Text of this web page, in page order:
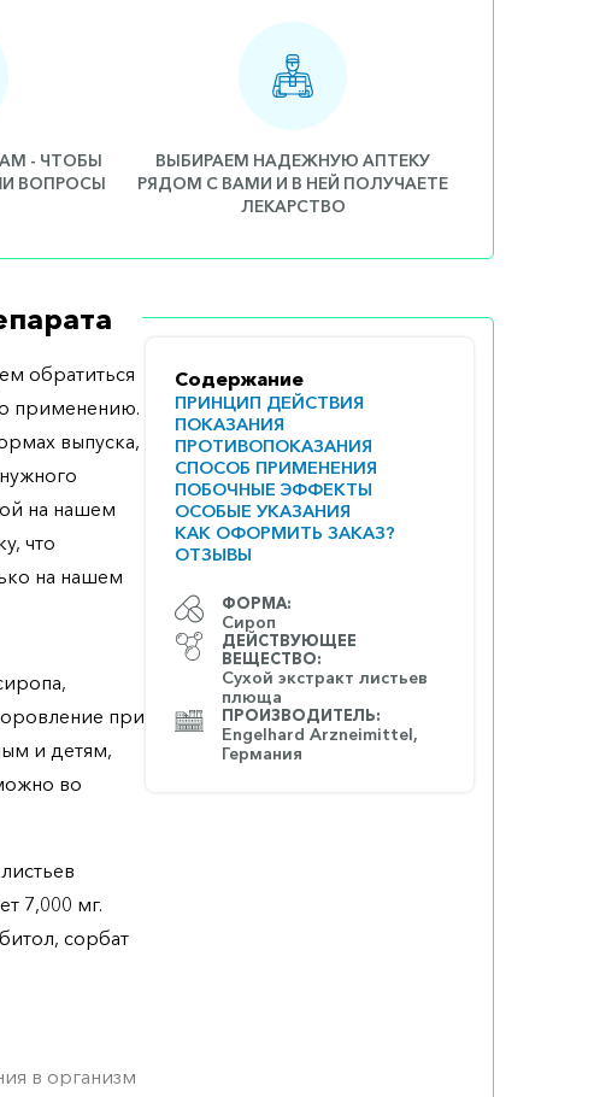
- ЧТОБЫ
ВОПРОСЫ
ВЫБИРАЕМ НАДЕЖНУЮ АПТЕКУ
РЯДОМ С ВАМИ И В НЕЙ ПОЛУЧАЕТЕ
ЛЕКАРСТВО
Содержание
ПРИНЦИП ДЕЙСТВИЯ
ПОКАЗАНИЯ
ПРОТИВОПОКАЗАНИЯ
СПОСОБ ПРИМЕНЕНИЯ
ПОБОЧНЫЕ ЭФФЕКТЫ
ОСОБЫЕ УКАЗАНИЯ
КАК ОФОРМИТЬ ЗАКАЗ?
ОТЗЫВЫ
ФОРМА:
Сироп
ДЕЙСТВУЮЩЕЕ
ВЕЩЕСТВО:
Сухой экстракт листьев
плюща
ПРОИЗВОДИТЕЛЬ:
Engelhard Arzneimittel,
Германия
обратиться
применению.
выпуска,
на нашем
что
на нашем
при
и детям,
во
7,000 мг.
сорбат
в организм